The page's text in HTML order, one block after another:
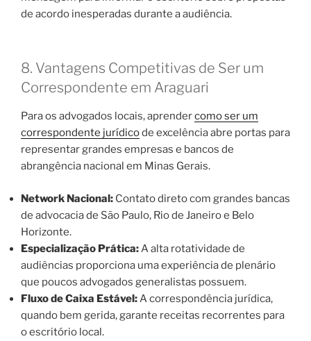
de acordo inesperadas durante a audiência.
8. Vantagens Competitivas de Ser um
Correspondente em Araguari
Para os advogados locais, aprendercomo ser um
correspondente jurídicode excelência abre portas para
representar grandes empresas e bancos de
abrangência nacional em Minas Gerais.
Network Nacional: Contato direto com grandes bancas
de advocacia de São Paulo, Rio de Janeiro e Belo
Horizonte.
Especialização Prática:A alta rotatividade de
audiências proporciona uma experiência de plenário
que poucos advogados generalistas possuem.
Fluxo de Caixa Estável:A correspondência jurídica,
quando bem gerida, garante receitas recorrentes para
o escritório local.